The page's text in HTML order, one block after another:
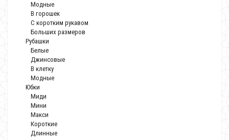
Модные
В горошек
С коротким рукавом
Больших размеров
Рубашки
Белые
Джинсовые
В клетку
Модные
Юбки
Миди
Мини
Макси
Короткие
Длинные